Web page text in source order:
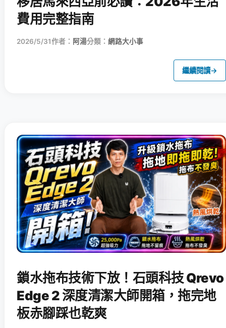
費用完整指南
2026/5/31作者： 阿湯分類： 網路大小事
繼續閱讀→
鎖水拖布技術下放！石頭科技 Qrevo
Edge 2 深度清潔大師開箱，拖完地
板赤腳踩也乾爽